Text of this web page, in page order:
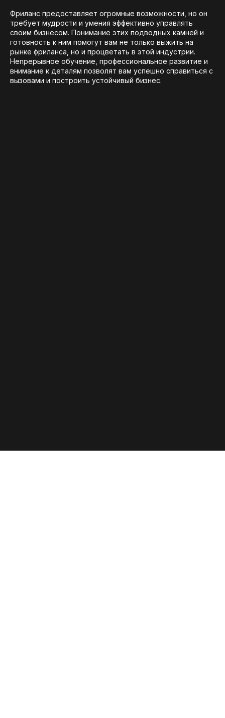
Фриланс предоставляет огромные возможности, но он
требует мудрости и умения эффективно управлять
своим бизнесом. Понимание этих подводных камней и
готовность к ним помогут вам не только выжить на
рынке фриланса, но и процветать в этой индустрии.
Непрерывное обучение, профессиональное развитие и
внимание к деталям позволят вам успешно справиться с
вызовами и построить устойчивый бизнес.